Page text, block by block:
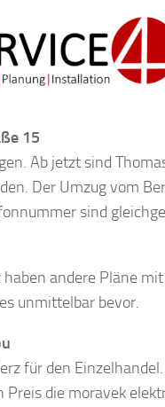
15
Ab jetzt sind
Der Umzug vom
sind
andere Pläne mit
unmittelbar bevor.
für den
die moravek